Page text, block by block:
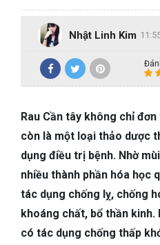
BỆNH PHỤ KHOA
BỆNH XƯƠNG KHỚP
SỨC KHỎE GIỚI TÍNH
TAI – MŨI – HỌNG
TIÊU HÓA
DA LIỄU THẨM MỸ
NHA KHOA
Nhật Linh Kim
Rau Cần tây không chỉ
còn là một loại thảo dược
dụng điều trị bệnh. Nhờ
nhiều thành phần hóa học
tác dụng chống lỵ, chống
khoáng chất, bổ thần
có tác dụng chống thấp